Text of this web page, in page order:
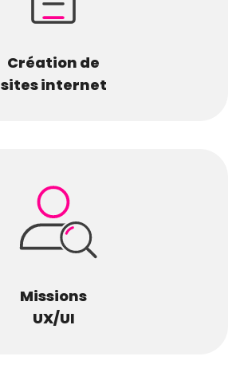
Création de
sites internet
Missions
UX/UI